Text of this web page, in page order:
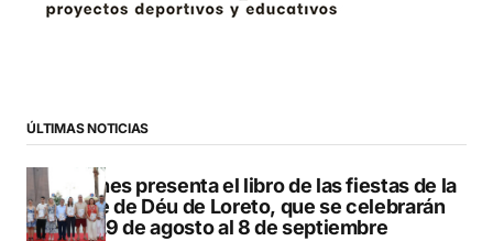
ÚLTIMAS NOTICIAS
Duanes presenta el libro de las fiestas de la
Mare de Déu de Loreto, que se celebrarán
del 29 de agosto al 8 de septiembre